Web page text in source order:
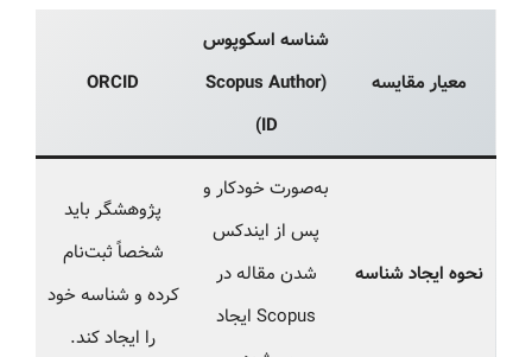
معیار مقایسه
شناسه اسکوپوس
(Scopus Author
ID)
ORCID
نحوه ایجاد شناسه
به‌صورت خودکار و
پس از ایندکس
شدن مقاله در
Scopus ایجاد
پژوهشگر باید
شخصاً ثبت‌نام
کرده و شناسه خود
را ایجاد کند.